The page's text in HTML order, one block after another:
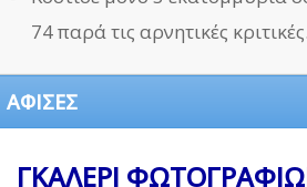
74 παρά τις αρνητικές κριτικές.
ΑΦΙΣΕΣ
ΓΚΑΛΕΡΙ